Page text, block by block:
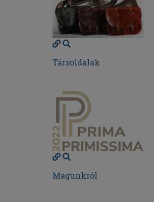
Társoldalak
Magunkról